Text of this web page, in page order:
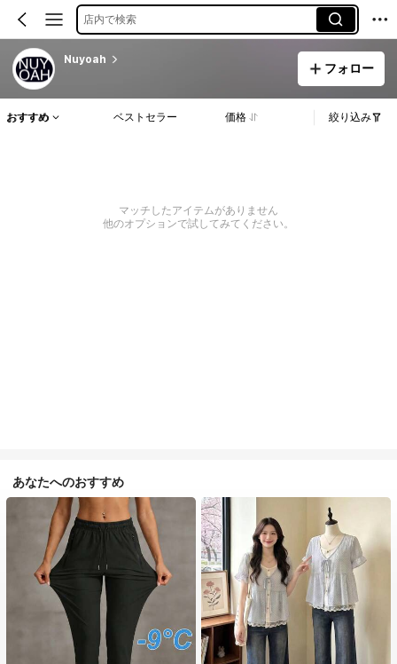
店内で検索
Nuyoah
フォロー
おすすめ ベストセラー 価格 絞り込み
マッチしたアイテムがありません
他のオプションで試してみてください。
あなたへのおすすめ